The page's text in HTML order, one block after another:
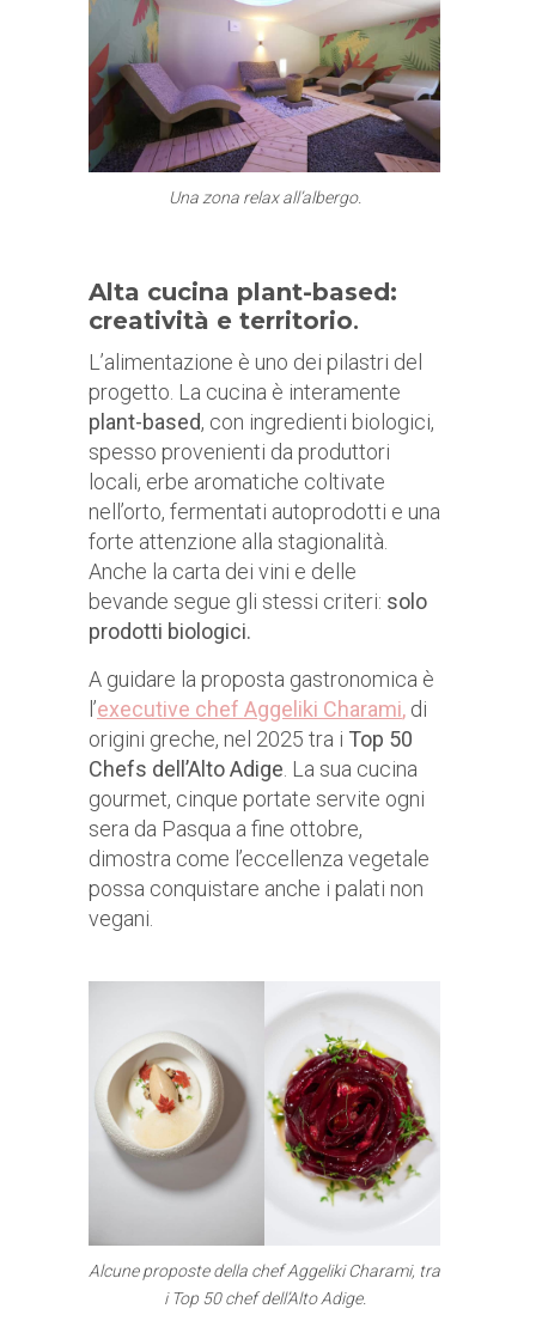
Una zona relax all’albergo.
Alta cucina plant-based:
creatività e territorio.
L’alimentazione è uno dei pilastri del
progetto. La cucina è interamente
plant-based, con ingredienti biologici,
spesso provenienti da produttori
locali, erbe aromatiche coltivate
nell’orto, fermentati autoprodotti e una
forte attenzione alla stagionalità.
Anche la carta dei vini e delle
bevande segue gli stessi criteri: solo
prodotti biologici.
A guidare la proposta gastronomica è
l’executive chef Aggeliki Charami, di
origini greche, nel 2025 tra i Top 50
Chefs dell’Alto Adige . La sua cucina
gourmet, cinque portate servite ogni
sera da Pasqua a fine ottobre,
dimostra come l’eccellenza vegetale
possa conquistare anche i palati non
vegani.
Alcune proposte della chef Aggeliki Charami, tra
i Top 50 chef dell’Alto Adige.